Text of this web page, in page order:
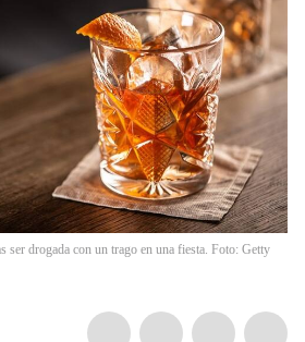
ser drogada con un trago en una fiesta. Foto: Getty